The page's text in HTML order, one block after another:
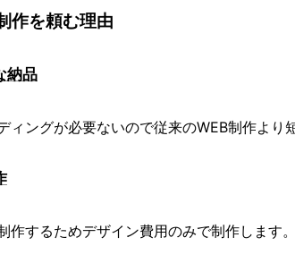
作を頼む理由
納品
ィングが必要ないので従来のWEB制作より
作するためデザイン費用のみで制作します